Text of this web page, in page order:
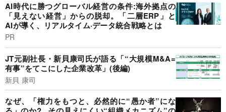
AI時代に勝つグローバル経営の条件:海外拠点の
「見えない経営」からの脱却。「二層ERP」と
AIが導く、リアルタイム·データ統合戦略とは
PR
JT元副社長・新貝康司氏が語る「“大規模M&A=
有事”をてこにした企業改革」(後編)
新貝 康司
なぜ、「権力をもつと、必然的に“愚か者”にな